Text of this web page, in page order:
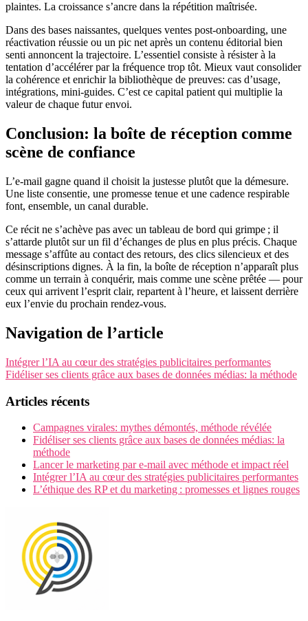
plaintes. La croissance s’ancre dans la répétition maîtrisée.
Dans des bases naissantes, quelques ventes post-onboarding, une
réactivation réussie ou un pic net après un contenu éditorial bien
senti annoncent la trajectoire. L’essentiel consiste à résister à la
tentation d’accélérer par la fréquence trop tôt. Mieux vaut consolider
la cohérence et enrichir la bibliothèque de preuves: cas d’usage,
intégrations, mini-guides. C’est ce capital patient qui multiplie la
valeur de chaque futur envoi.
Conclusion: la boîte de réception comme
scène de confiance
L’e-mail gagne quand il choisit la justesse plutôt que la démesure.
Une liste consentie, une promesse tenue et une cadence respirable
font, ensemble, un canal durable.
Ce récit ne s’achève pas avec un tableau de bord qui grimpe ; il
s’attarde plutôt sur un fil d’échanges de plus en plus précis. Chaque
message s’affûte au contact des retours, des clics silencieux et des
désinscriptions dignes. À la fin, la boîte de réception n’apparaît plus
comme un terrain à conquérir, mais comme une scène prêtée — pour
ceux qui arrivent l’esprit clair, repartent à l’heure, et laissent derrière
eux l’envie du prochain rendez-vous.
Navigation de l’article
Intégrer l’IA au cœur des stratégies publicitaires performantes
Fidéliser ses clients grâce aux bases de données médias: la méthode
Articles récents
Campagnes virales: mythes démontés, méthode révélée
Fidéliser ses clients grâce aux bases de données médias: la
méthode
Lancer le marketing par e-mail avec méthode et impact réel
Intégrer l’IA au cœur des stratégies publicitaires performantes
L’éthique des RP et du marketing : promesses et lignes rouges